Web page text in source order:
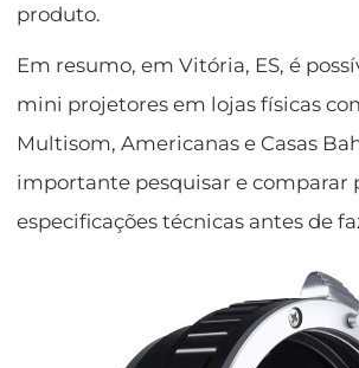
produto.
Em resumo, em Vitória, ES, é
mini projetores em lojas físicas
Multisom, Americanas e Casas
importante pesquisar e comparar
especificações técnicas antes de